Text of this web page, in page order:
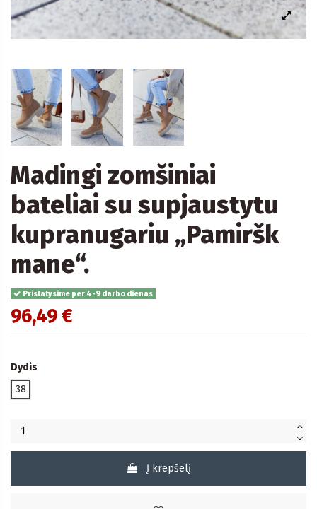
Madingi zomšiniai
bateliai su supjaustytu
kupranugariu „Pamiršk
mane“.
Pristatysime per 4-9 darbo dienas
96,49 €
Dydis
38
Į krepšelį